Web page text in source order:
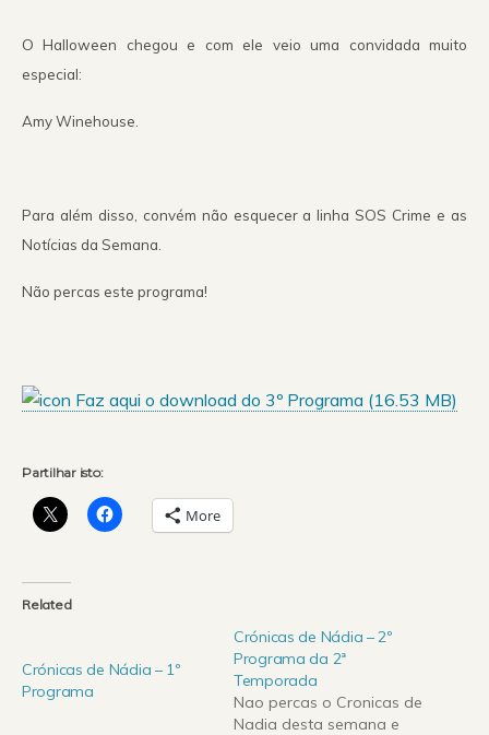
O Halloween chegou e com ele veio uma convidada muito
especial:
Amy Winehouse.
Para além disso, convém não esquecer a linha SOS Crime e as
Notícias da Semana.
Não percas este programa!
Faz aqui o download do 3º Programa (16.53 MB)
Partilhar isto:
More
Related
Crónicas de Nádia – 1º
Programa
Crónicas de Nádia – 2º
Programa da 2ª
Temporada
Nao percas o Cronicas de
Nadia desta semana e